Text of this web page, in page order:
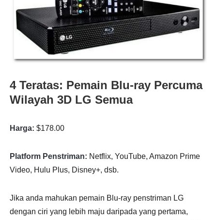
4 Teratas: Pemain Blu-ray Percuma
Wilayah 3D LG Semua
Harga: $178.00
Platform Penstriman: Netflix, YouTube, Amazon Prime
Video, Hulu Plus, Disney+, dsb.
Jika anda mahukan pemain Blu-ray penstriman LG
dengan ciri yang lebih maju daripada yang pertama,